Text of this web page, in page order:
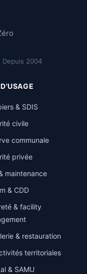
Depuis 2004
& SDIS
civile
communale
privée
maintenance
& CDD
& facility
& restauration
territoriales
& SAMU